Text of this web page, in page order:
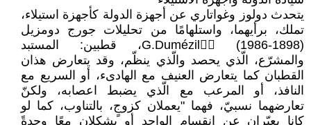
يتحدث دولوز وغواتاري عن أجهزة الدولة كأجهزة ‏استيلاء،
تملك، برأيهما، واستلهامًا من تحليلات ‏جورج دومزيل
(1898-1986) ‏G.Dumézil، قطبين: المستبد
والمشرّع، ‏الّذي يحصد والّذي ينظّم، وقد يتعارض هذان
‏القطبان كما يتعارض العنيف مع الهادىء، أو ‏السريع مع
النافذ، أو المرعب مع الّذي يضبط ‏اعصابه، ولكنّ
تعارضهما نسبيّ، فهما "يعملان ‏كزوجٍ، بالتناوب، كما لو
كانا يعبّران عن انقسام ‏الواحد أو يشكلان معًا وحدةً